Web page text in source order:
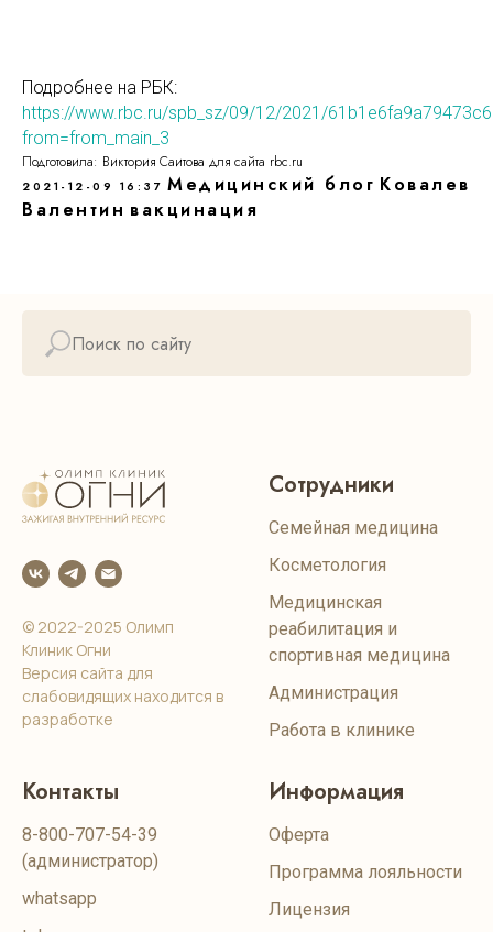
Подробнее на РБК:
https://www.rbc.ru/spb_sz/09/12/2021/
from=from_main_3
Подготовила: Виктория Саитова для сайта rbc.ru
2021-12-09 16:37 Медицинский блог Ковалев
Валентин вакцинация
© 2022-2025 Олимп
Клиник Огни
Версия сайта для
слабовидящих находится в
разработке
Сотрудники
Семейная медицина
Косметология
Медицинская
реабилитация и
спортивная медицина
Администрация
Работа в клинике
Контакты
8-800-707-54-39
(администратор)
whatsapp
Информация
Оферта
Программа лояльности
Лицензия